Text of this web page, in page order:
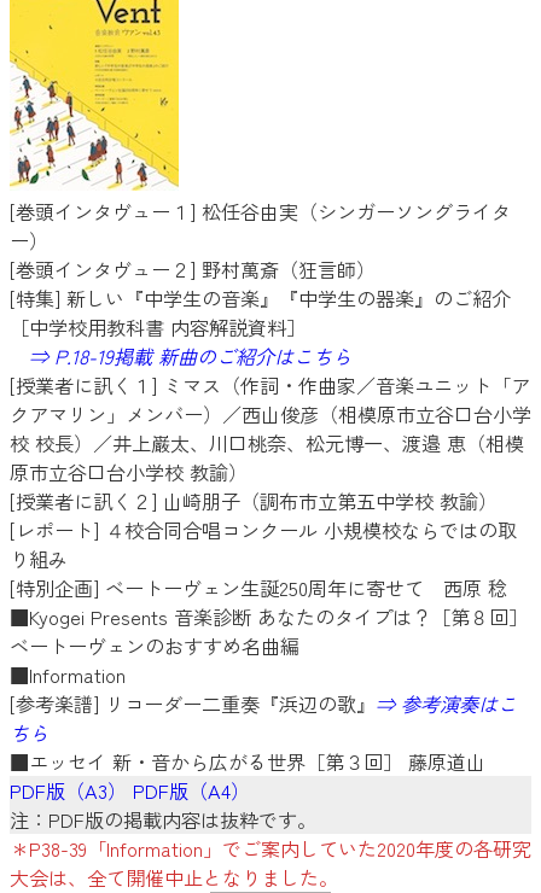
[巻頭インタヴュー１] 松任谷由実（シンガーソングライタ
ー）
[巻頭インタヴュー２] 野村萬斎（狂言師）
[特集] 新しい『中学生の音楽』『中学生の器楽』のご紹介
［中学校用教科書 内容解説資料］
⇒ P.18-19掲載 新曲のご紹介はこちら
[授業者に訊く１] ミマス（作詞・作曲家／音楽ユニット「ア
クアマリン」メンバー）／西山俊彦（相模原市立谷口台小学
校 校長）／井上巌太、川口桃奈、松元博一、渡邉 恵（相模
原市立谷口台小学校 教諭）
[授業者に訊く２] 山崎朋子（調布市立第五中学校 教諭）
[レポート] ４校合同合唱コンクール 小規模校ならではの取
り組み
[特別企画] ベートーヴェン生誕250周年に寄せて 西原 稔
■Kyogei Presents 音楽診断 あなたのタイプは？［第８回］
ベートーヴェンのおすすめ名曲編
■Information
[参考楽譜] リコーダー二重奏『浜辺の歌』 ⇒ 参考演奏はこ
ちら
■エッセイ 新・音から広がる世界［第３回］ 藤原道山
PDF版（A3）
PDF版（A4）
注：PDF版の掲載内容は抜粋です。
＊P38-39「Information」でご案内していた2020年度の各研究
大会は、全て開催中止となりました。